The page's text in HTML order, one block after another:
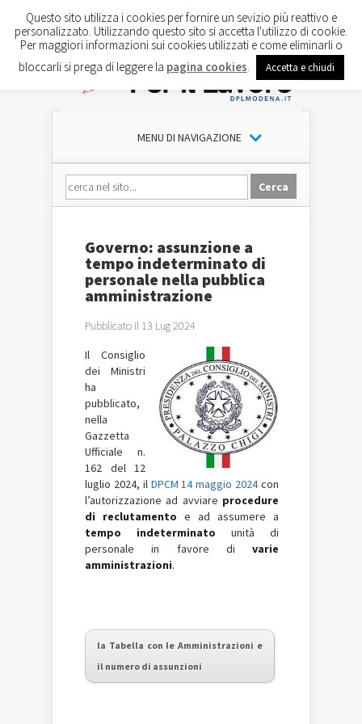
MENU DI NAVIGAZIONE
Governo: assunzione a
tempo indeterminato di
personale nella pubblica
amministrazione
Pubblicato il 13 Lug 2024
Il Consiglio
dei Ministri
ha
pubblicato,
nella
Gazzetta
Ufficiale n.
162 del 12
luglio 2024, il DPCM 14 maggio 2024con
l’autorizzazione ad avviare procedure
di reclutamento e ad assumere a
tempo indeterminato unità di
personale in favore di varie
amministrazioni.
la Tabella con le Amministrazioni e
il numero di assunzioni
Questo sito utilizza i cookies per fornire un sevizio più reattivo e
personalizzato. Utilizzando questo sito si accetta l'utilizzo di cookie.
Per maggiori informazioni sui cookies utilizzati e come eliminarli o
bloccarli si prega di leggere la pagina cookies Accetta e chiudi